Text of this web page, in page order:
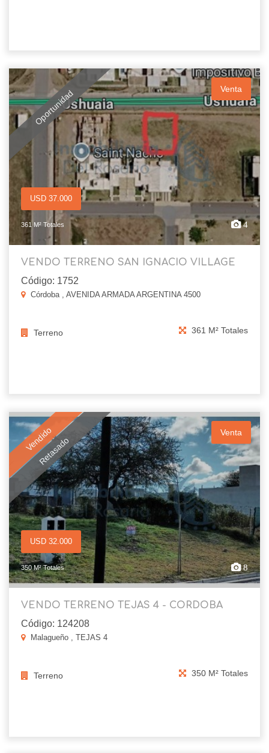
Oportunidad Venta
USD 37.000
361 M² Totales 4
VENDO TERRENO SAN IGNACIO VILLAGE
Código: 1752
Córdoba , AVENIDA ARMADA ARGENTINA 4500
Terreno 361 M² Totales
Vendido
Retasado
Venta
USD 32.000
350 M² Totales 8
VENDO TERRENO TEJAS 4 - CORDOBA
Código: 124208
Malagueño , TEJAS 4
Terreno 350 M² Totales